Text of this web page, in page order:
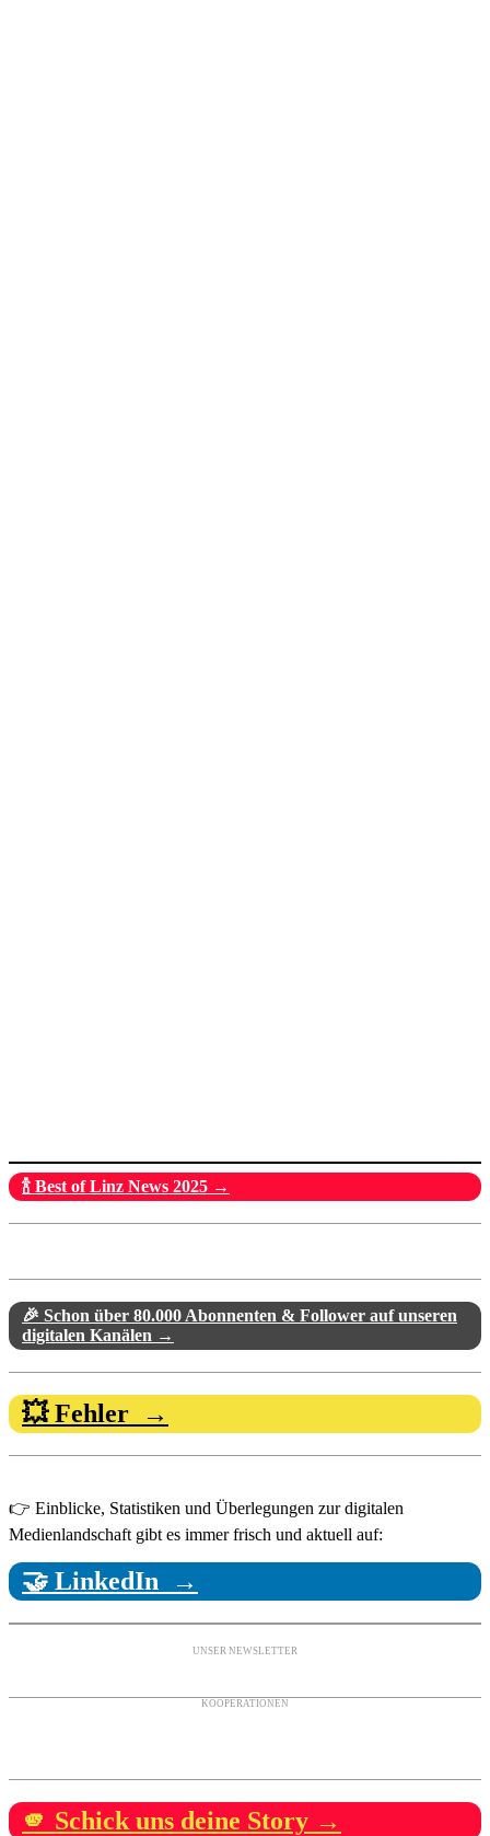
🍾 Best of Linz News 2025 →
🎉 Schon über 80.000 Abonnenten & Follower auf unseren
digitalen Kanälen →
💥 Fehler →
👉 Einblicke, Statistiken und Überlegungen zur digitalen
Medienlandschaft gibt es immer frisch und aktuell auf:
🤝 LinkedIn →
UNSER NEWSLETTER
KOOPERATIONEN
🫵 Schick uns deine Story →